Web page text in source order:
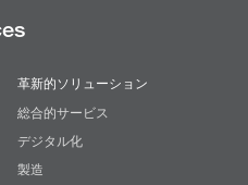
革新的ソリューション
総合的サービス
デジタル化
製造